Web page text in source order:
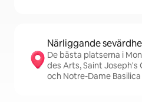
Närliggande
De bästa platserna i
des Arts, Saint Joseph's
och Notre-Dame Basilica